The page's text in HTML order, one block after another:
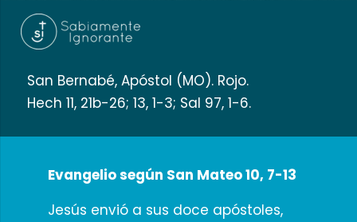
San Bernabé, Apóstol (MO). Rojo.
Hech 11, 21b-26; 13, 1-3; Sal 97, 1-6.
Evangelio según San Mateo 10, 7-13
Jesús envió a sus doce apóstoles,